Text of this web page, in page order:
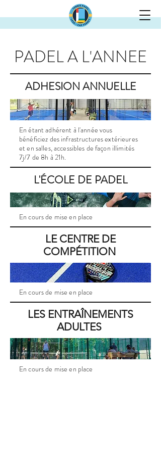
PADEL A L'ANNEE
ADHESION ANNUELLE
En étant adhérent à l'année vous
bénéficiez des infrastructures extérieures
et en salles, accessibles de façon illimités
7j/7 de 8h à 21h.
L'ÉCOLE DE PADEL
En cours de mise en place
LE CENTRE DE
COMPÉTITION
En cours de mise en place
LES ENTRAÎNEMENTS
ADULTES
En cours de mise en place